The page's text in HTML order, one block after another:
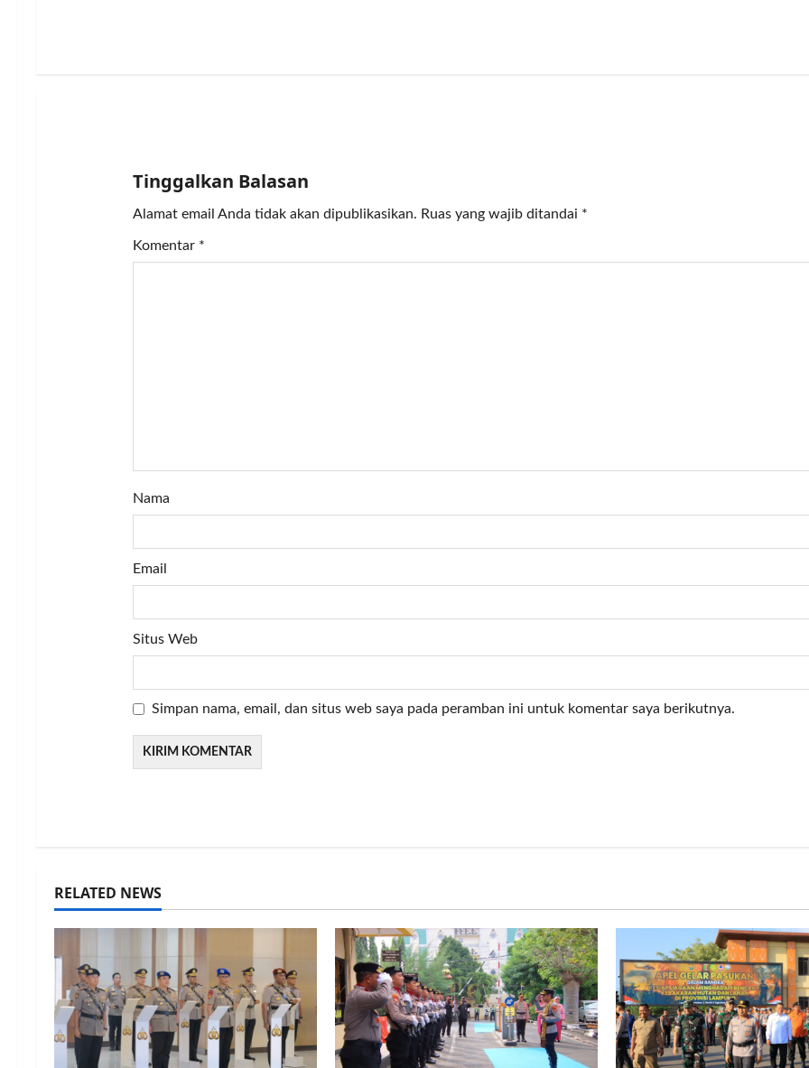
i
g
a
Tinggalkan Balasan
Alamat email Anda tidak akan dipublikasikan. Ruas yang wajib ditandai *
Komentar *
Nama
Email
Situs Web
Simpan nama, email, dan situs web saya pada peramban ini untuk komentar saya berikutnya.
RELATED NEWS